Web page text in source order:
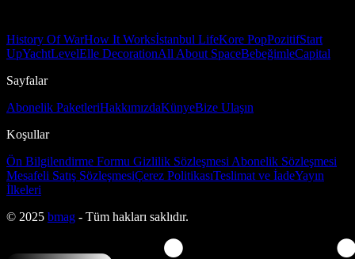
History Of WarHow It Worksİstanbul LifeKore PopPozitifStart
UpYachtLevelElle DecorationAll About SpaceBebeğimleCapital
Sayfalar
Abonelik PaketleriHakkımızdaKünyeBize Ulaşın
Koşullar
Ön Bilgilendirme Formu Gizlilik Sözleşmesi Abonelik Sözleşmesi
Mesafeli Satış SözleşmesiÇerez PolitikasıTeslimat ve İadeYayın
İlkeleri
© 2025 bmag - Tüm hakları saklıdır.